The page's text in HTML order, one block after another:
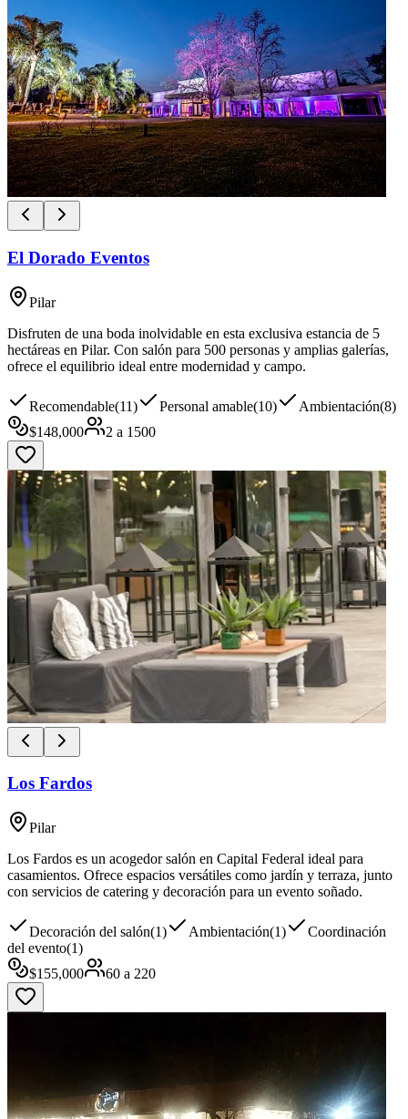
El Dorado Eventos
Pilar
Disfruten de una boda inolvidable en esta exclusiva estancia de 5
hectáreas en Pilar. Con salón para 500 personas y amplias galerías,
ofrece el equilibrio ideal entre modernidad y campo.
Recomendable(11) Personal amable(10) Ambientación(8)
$148,000 2 a 1500
Los Fardos
Pilar
Los Fardos es un acogedor salón en Capital Federal ideal para
casamientos. Ofrece espacios versátiles como jardín y terraza, junto
con servicios de catering y decoración para un evento soñado.
Decoración del salón(1) Ambientación(1)
Coordinación
del evento(1)
$155,000 60 a 220